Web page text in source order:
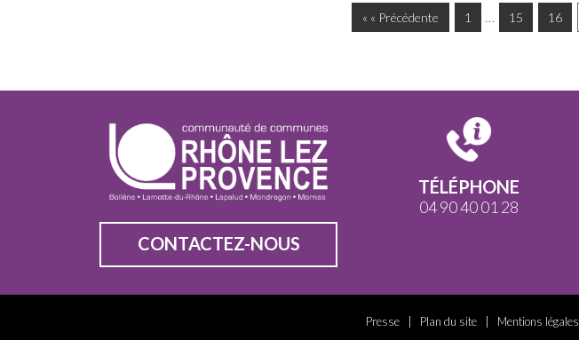
« « Précédente 1 15 16
CONTACTEZ-NOUS
TÉLÉPHONE
04 90 40 01 28
Presse| Plan du site| Mentions légales